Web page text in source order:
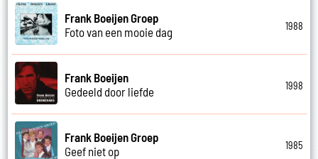
Frank Boeijen Groep
Foto van een mooie dag
1988
Frank Boeijen
Gedeeld door liefde
1998
Frank Boeijen Groep
Geef niet op
1985